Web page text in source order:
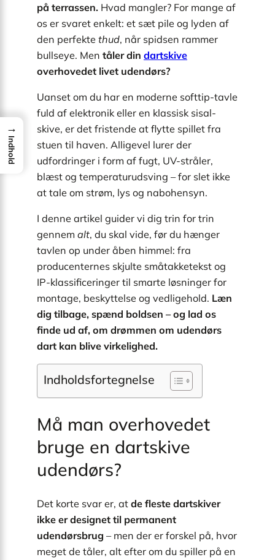
på terrassen. Hvad mangler? For mange af
os er svaret enkelt: et sæt pile og lyden af
den perfekte thud, når spidsen rammer
bullseye. Men tåler din dartskive
overhovedet livet udendørs?
Uanset om du har en moderne softtip-tavle
fuld af elektronik eller en klassisk sisal-
skive, er det fristende at flytte spillet fra
stuen til haven. Alligevel lurer der
udfordringer i form af fugt, UV-stråler,
blæst og temperaturudsving – for slet ikke
at tale om strøm, lys og nabohensyn.
I denne artikel guider vi dig trin for trin
gennem alt, du skal vide, før du hænger
tavlen op under åben himmel: fra
producenternes skjulte småtakketekst og
IP-klassificeringer til smarte løsninger for
montage, beskyttelse og vedligehold. Læn
dig tilbage, spænd boldsen – og lad os
finde ud af, om drømmen om udendørs
dart kan blive virkelighed.
Indholdsfortegnelse
Må man overhovedet
bruge en dartskive
udendørs?
Det korte svar er, at de fleste dartskiver
ikke er designet til permanent
udendørsbrug – men der er forskel på, hvor
meget de tåler, alt efter om du spiller på en
→
Indhold